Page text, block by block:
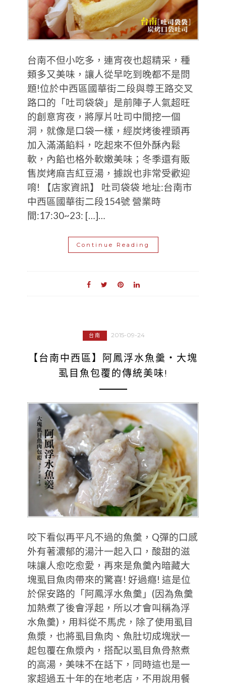
台南不但小吃多，連宵夜也超精采，種
類多又美味，讓人從早吃到晚都不是問
題!位於中西區國華街二段與尊王路交叉
路口的「吐司袋袋」是前陣子人氣超旺
的創意宵夜，將厚片吐司中間挖一個
洞，就像是口袋一樣，經炭烤後裡頭再
加入滿滿餡料，吃起來不但外酥內鬆
軟，內餡也格外軟嫩美味；冬季還有販
售炭烤麻吉紅豆湯，據說也非常受歡迎
唷! 【店家資訊】 吐司袋袋 地址:台南市
中西區國華街二段154號 營業時
間:17:30~23: […]…
Continue Reading
台南 2015-09-24
【台南中西區】阿鳳浮水魚羹‧大塊
虱目魚包覆的傳統美味!
咬下看似再平凡不過的魚羹，Q彈的口感
外有著濃郁的湯汁一起入口，酸甜的滋
味讓人愈吃愈愛，再來是魚羹內暗藏大
塊虱目魚肉帶來的驚喜! 好過癮! 這是位
於保安路的「阿鳳浮水魚羹」(因為魚羹
加熱煮了後會浮起，所以才會叫稱為浮
水魚羹)，用料從不馬虎，除了使用虱目
魚漿，也將虱目魚肉、魚肚切成塊狀一
起包覆在魚漿內，搭配以虱目魚骨熬煮
的高湯，美味不在話下，同時這也是一
家超過五十年的在地老店，不用說用餐